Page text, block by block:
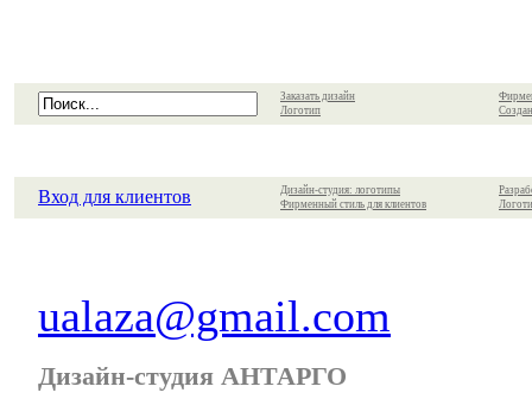
Заказать дизайн
Логотип
Вход для клиентов
Дизайн-студия: логотипы
Фирменный стиль для клиентов
ualaza@gmail.com
Дизайн-студия АНТАРГО